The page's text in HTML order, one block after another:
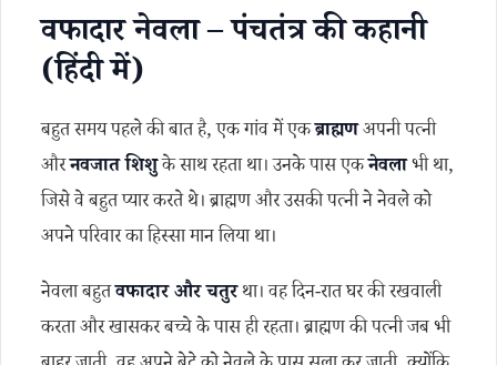
वफादार नेवला – पंचतंत्र की कहानी
(हिंदी में)
बहुत समय पहले की बात है, एक गांव में एकब्राह्मणअपनी पत्नी
औरनवजात शिशुके साथ रहता था। उनके पास एकनेवलाभी था,
जिसे वे बहुत प्यार करते थे। ब्राह्मण और उसकी पत्नी ने नेवले को
अपने परिवार का हिस्सा मान लिया था।
नेवला बहुतवफादार और चतुरथा। वह दिन-रात घर की रखवाली
करता और खासकर बच्चे के पास ही रहता। ब्राह्मण की पत्नी जब भी